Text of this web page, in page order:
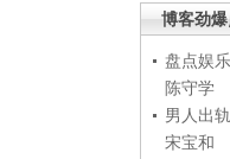
博客劲
盘点娱
陈守学
男人出
宋宝和